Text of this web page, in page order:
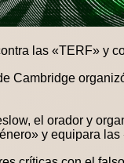
las «TERF» y
Cambridge
el orador y
y equipara